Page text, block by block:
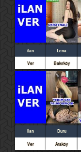
ilan
Ver
Lena
Bakırköy
ilan
Ver
Duru
Ataköy